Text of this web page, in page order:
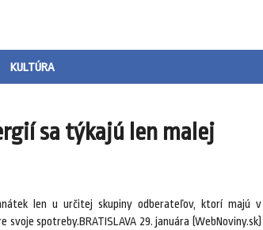
KULTÚRA
sa týkajú len malej
len u určitej skupiny odberateľov, ktorí majú v
spotreby.BRATISLAVA 29. januára (WebNoviny.sk)